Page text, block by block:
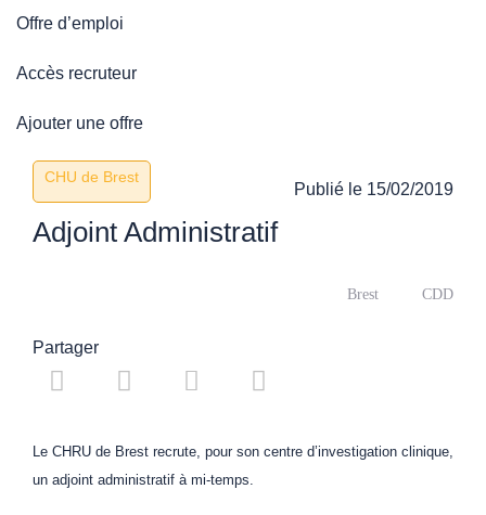
Offre d’emploi
Accès recruteur
Ajouter une offre
CHU de Brest
Publié le 15/02/2019
Adjoint Administratif
Brest CDD
Partager
Le CHRU de Brest recrute, pour son centre d’investigation clinique,
un adjoint administratif à mi-temps.